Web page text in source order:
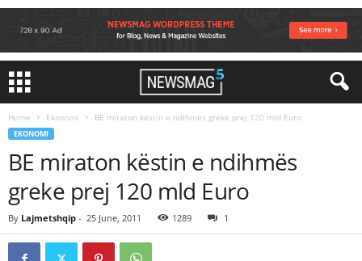
Home Ekonomi BE miraton këstin e ndihmës greke prej 120 mld Euro
EKONOMI
BE miraton këstin e ndihmës
greke prej 120 mld Euro
By Lajmetshqip - 25 June, 2011 1289 1